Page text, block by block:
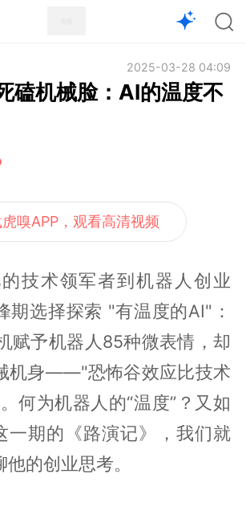
2025-03-28 04:09
磕机械脸：AI的温度不
嗅APP，观看高清视频
技术领军者到机器人创业
期选择探索 "有温度的AI"：
赋予机器人85种微表情，却
机身——"恐怖谷效应比技术
何为机器人的“温度”？又如
一期的《路演记》，我们就
的创业思考。